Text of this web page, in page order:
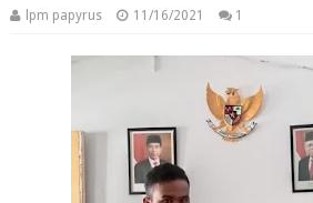
lpm papyrus 11/16/2021 1